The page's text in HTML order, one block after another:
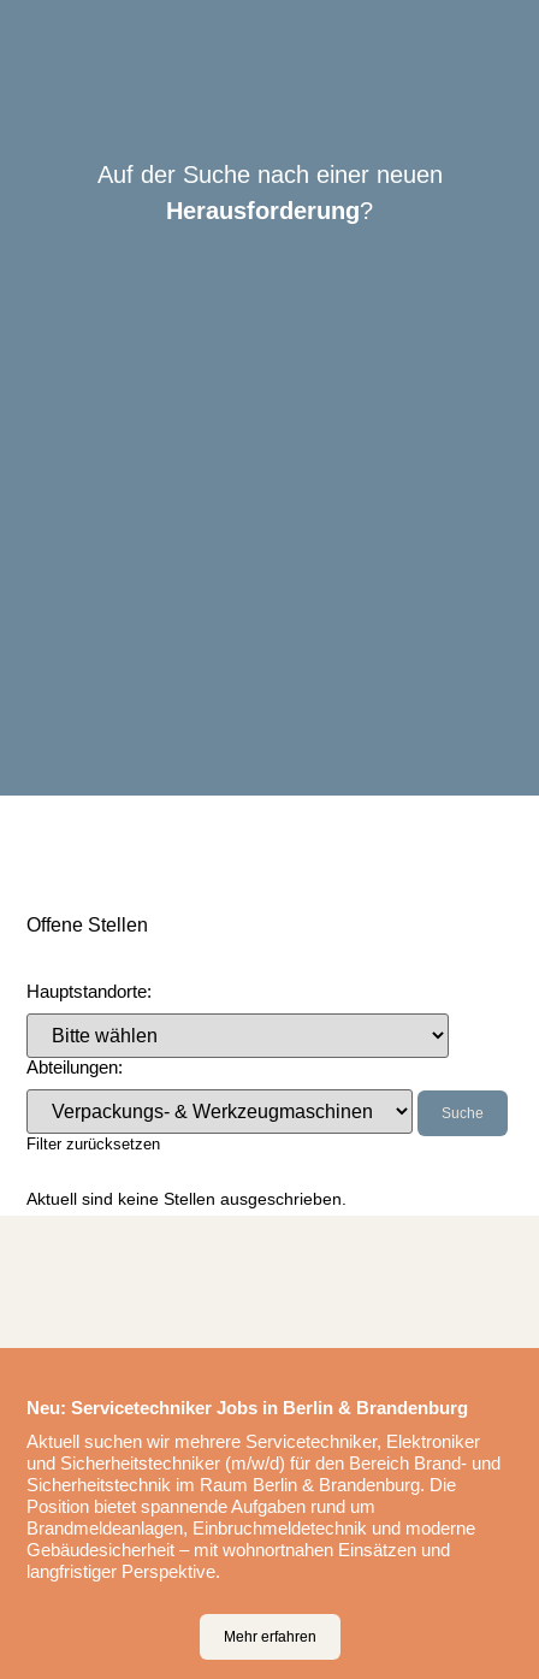
Auf der Suche nach einer neuen
Herausforderung?
Offene Stellen
Hauptstandorte:
Abteilungen:
Suche
Filter zurücksetzen
Aktuell sind keine Stellen ausgeschrieben.
Neu: Servicetechniker Jobs in Berlin & Brandenburg
Aktuell suchen wir mehrere Servicetechniker, Elektroniker
und Sicherheitstechniker (m/w/d) für den Bereich Brand- und
Sicherheitstechnik im Raum Berlin & Brandenburg. Die
Position bietet spannende Aufgaben rund um
Brandmeldeanlagen, Einbruchmeldetechnik und moderne
Gebäudesicherheit – mit wohnortnahen Einsätzen und
langfristiger Perspektive.
Mehr erfahren